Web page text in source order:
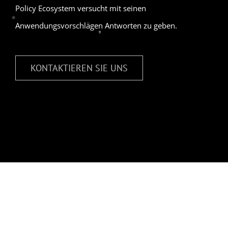
Policy Ecosystem versucht mit seinen
Anwendungsvorschlägen Antworten zu geben.
KONTAKTIEREN SIE UNS